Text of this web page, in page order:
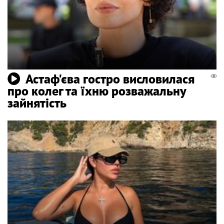
Астаф'єва гостро висловилася
про колег та їхню розважальну
зайнятість